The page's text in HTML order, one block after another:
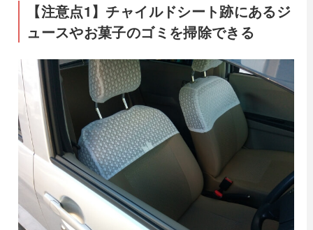
【注意点1】チャイルドシート跡にあるジ
ュースやお菓子のゴミを掃除できる